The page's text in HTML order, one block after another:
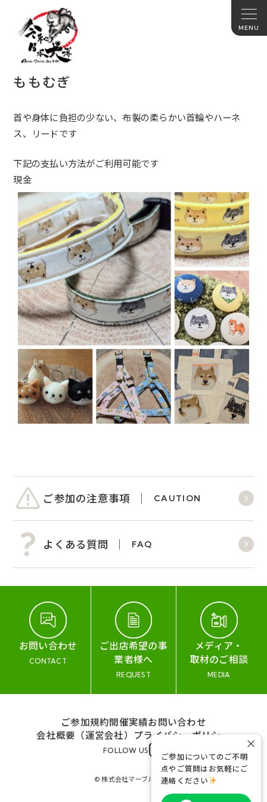
ももむぎ
首や身体に負担の少ない、布製の柔らかい首輪やハーネ
ス、リードです
下記の支払い方法がご利用可能です
現金
ご参加の注意事項 CAUTION
よくある質問 FAQ
お問い合わせ
CONTACT
ご出店希望の事
業者様へ
REQUEST
メディア・
取材のご相談
MEDIA
ご参加規約開催実績お問い合わせ
会社概要（運営会社） プライバシーポリシー
FOLLOW US
© 株式会社マーブル&コー
ご参加についてのご不明
点やご質問はお気軽にご
連絡ください
×